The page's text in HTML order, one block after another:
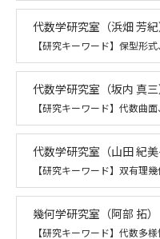
代数学研究室 （浜畑 芳紀
【研究キーワード】保型形
代数学研究室 （坂内 真三
【研究キーワード】代数曲
代数学研究室 （山田 紀美
【研究キーワード】双有理
幾何学研究室 （阿部 拓）
【研究キーワード】代数多